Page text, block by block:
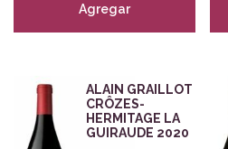
Orange
(7)
Blancos (127)
Rosados (29)
Espumosos (47)
Agregar
ALAIN GRAILLOT
CRÔZES-
HERMITAGE LA
GUIRAUDE 2020